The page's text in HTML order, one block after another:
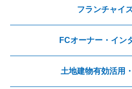
フランチャイ
FCオーナー・イン
土地建物有効活用